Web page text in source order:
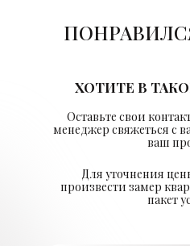
ХОТИТЕ В
Оставьте свои
менеджер свяжеться с
ваш
Для уточнения
произвести замер
пакет